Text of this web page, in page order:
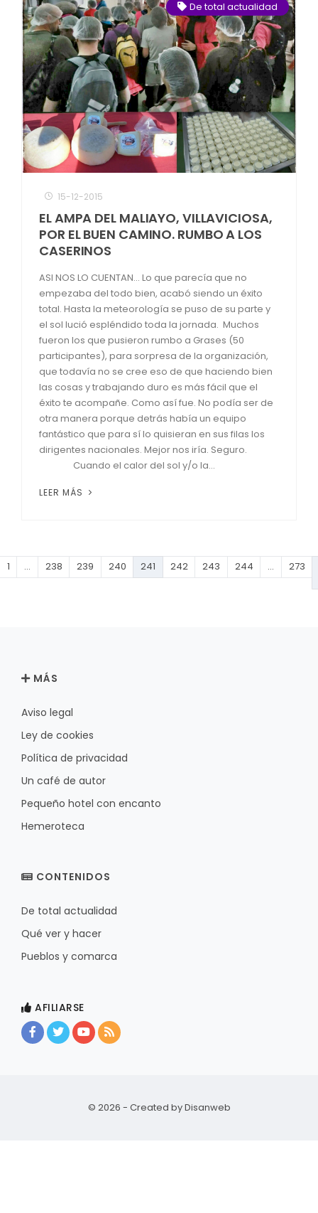
De total actualidad
15-12-2015
EL AMPA DEL MALIAYO, VILLAVICIOSA,
POR EL BUEN CAMINO. RUMBO A LOS
CASERINOS
ASI NOS LO CUENTAN... Lo que parecía que no
empezaba del todo bien, acabó siendo un éxito
total. Hasta la meteorología se puso de su parte y
el sol lució espléndido toda la jornada. Muchos
fueron los que pusieron rumbo a Grases (50
participantes), para sorpresa de la organización,
que todavía no se cree eso de que haciendo bien
las cosas y trabajando duro es más fácil que el
éxito te acompañe. Como así fue. No podía ser de
otra manera porque detrás había un equipo
fantástico que para sí lo quisieran en sus filas los
dirigentes nacionales. Mejor nos iría. Seguro.
Cuando el calor del sol y/o la...
LEER MÁS
1 … 238 239 240 241 242 243 244 … 273
MÁS
Aviso legal
Ley de cookies
Política de privacidad
Un café de autor
Pequeño hotel con encanto
Hemeroteca
CONTENIDOS
De total actualidad
Qué ver y hacer
Pueblos y comarca
AFILIARSE
© 2026 - Created byDisanweb